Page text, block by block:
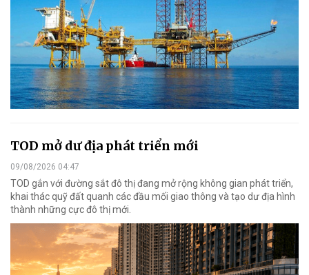
TOD mở dư địa phát triển mới
09/08/2026 04:47
TOD gắn với đường sắt đô thị đang mở rộng không gian phát triển,
khai thác quỹ đất quanh các đầu mối giao thông và tạo dư địa hình
thành những cực đô thị mới.